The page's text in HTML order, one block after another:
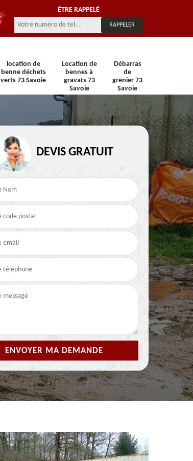
ÊTRE RAPPELÉ
location de
benne déchets
verts 73 Savoie
Location de
bennes à
gravats 73
Savoie
Débarras
de
grenier 73
Savoie
Location de benne 73
Savoie
Location de benne
73 Savoie
DEVIS GRATUIT